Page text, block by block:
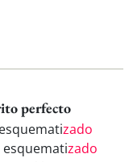
perfecto
zado
zado